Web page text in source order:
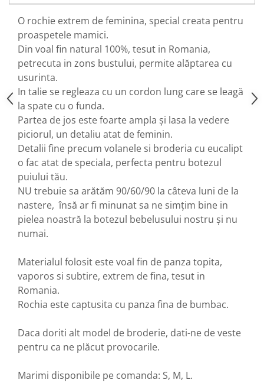
O rochie extrem de feminina, special creata pentru
proaspetele mamici.
Din voal fin natural 100%, tesut in Romania,
petrecuta in zons bustului, permite alăptarea cu
usurinta.
In talie se regleaza cu un cordon lung care se leagă
la spate cu o funda.
Partea de jos este foarte ampla și lasa la vedere
piciorul, un detaliu atat de feminin.
Detalii fine precum volanele si broderia cu eucalipt
o fac atat de speciala, perfecta pentru botezul
puiului tău.
NU trebuie sa arătăm 90/60/90 la câteva luni de la
nastere, însă ar fi minunat sa ne simțim bine in
pielea noastră la botezul bebelusului nostru și nu
numai.
Materialul folosit este voal fin de panza topita,
vaporos si subtire, extrem de fina, tesut in
Romania.
Rochia este captusita cu panza fina de bumbac.
Daca doriti alt model de broderie, dati-ne de veste
pentru ca ne plăcut provocarile.
Marimi disponibile pe comanda: S, M, L.